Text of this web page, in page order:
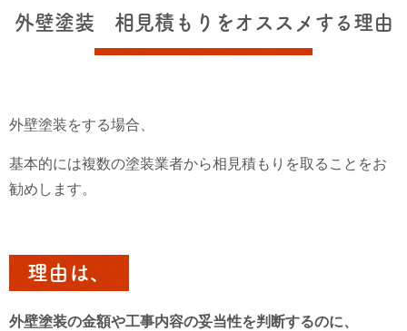
外壁塗装 相見積もりをオススメする理由
外壁塗装をする場合、
基本的には複数の塗装業者から相見積もりを取ることをお
勧めします。
理由は、
外壁塗装の金額や工事内容の妥当性を判断するのに、